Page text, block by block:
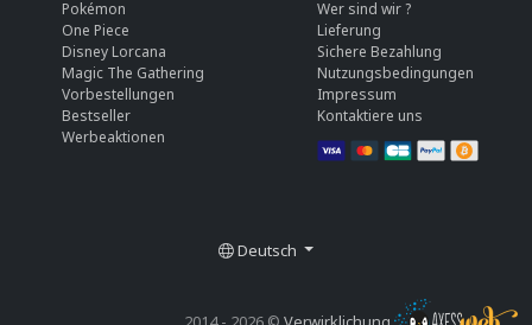
Pokémon
One Piece
Disney Lorcana
Magic The Gathering
Vorbestellungen
Bestseller
Werbeaktionen
Wer sind wir ?
Lieferung
Sichere Bezahlung
Nutzungsbedingungen
Impressum
Kontaktiere uns
Deutsch